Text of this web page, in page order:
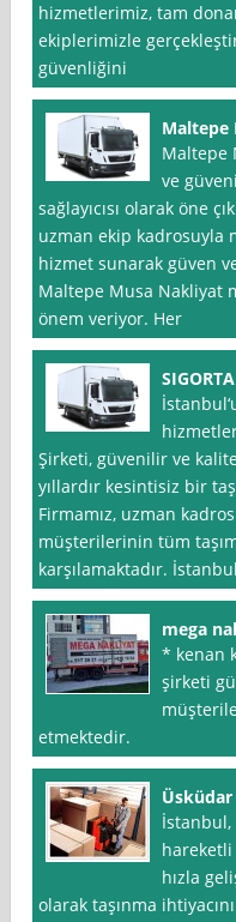
hizmetlerimiz, tam
ekiplerimizle
güvenliğini
Maltepe
Maltepe
ve
sağlayıcısı olarak öne
uzman ekip kadrosuyla
hizmet sunarak güven
Maltepe Musa Nakliyat
önem veriyor. Her
Şirketi, güvenilir ve
yıllardır kesintisiz bir
Firmamız, uzman
müşterilerinin tüm
karşılamaktadır.
mega
* kenan
şirketi
etmektedir.
İstanbul,
hızla
olarak taşınma